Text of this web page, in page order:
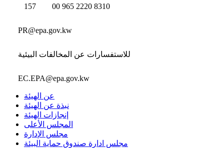
157 00 965 2220 8310
PR@epa.gov.kw
للاستفسارات عن المخالفات البيئية
EC.EPA@epa.gov.kw
عن الهيئة
نبذة عن الهيئة
إنجازات الهيئة
المجلس الأعلى
مجلس الإدارة
مجلس ادارة صندوق حماية البيئة